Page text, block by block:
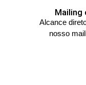
Mailing
Alcance
nosso